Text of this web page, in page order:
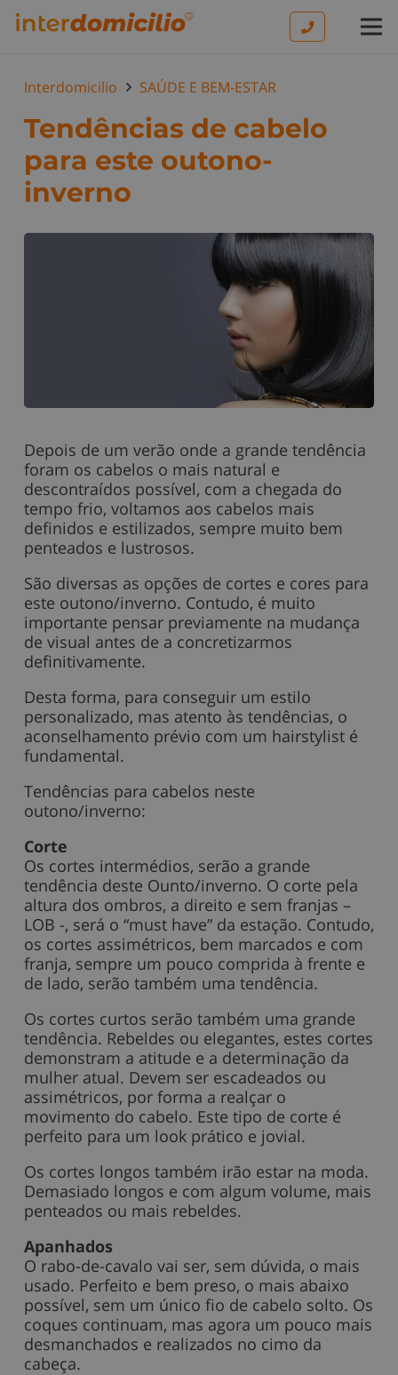
Interdomicilio SAÚDE E BEM-ESTAR
Tendências de cabelo
para este outono-
inverno
Depois de um verão onde a grande tendência
foram os cabelos o mais natural e
descontraídos possível, com a chegada do
tempo frio, voltamos aos cabelos mais
definidos e estilizados, sempre muito bem
penteados e lustrosos.
São diversas as opções de cortes e cores para
este outono/inverno. Contudo, é muito
importante pensar previamente na mudança
de visual antes de a concretizarmos
definitivamente.
Desta forma, para conseguir um estilo
personalizado, mas atento às tendências, o
aconselhamento prévio com um hairstylist é
fundamental.
Tendências para cabelos neste
outono/inverno:
Corte
Os cortes intermédios, serão a grande
tendência deste Ounto/inverno. O corte pela
altura dos ombros, a direito e sem franjas –
LOB -, será o “must have” da estação. Contudo,
os cortes assimétricos, bem marcados e com
franja, sempre um pouco comprida à frente e
de lado, serão também uma tendência.
Os cortes curtos serão também uma grande
tendência. Rebeldes ou elegantes, estes cortes
demonstram a atitude e a determinação da
mulher atual. Devem ser escadeados ou
assimétricos, por forma a realçar o
movimento do cabelo. Este tipo de corte é
perfeito para um look prático e jovial.
Os cortes longos também irão estar na moda.
Demasiado longos e com algum volume, mais
penteados ou mais rebeldes.
Apanhados
O rabo-de-cavalo vai ser, sem dúvida, o mais
usado. Perfeito e bem preso, o mais abaixo
possível, sem um único fio de cabelo solto. Os
coques continuam, mas agora um pouco mais
desmanchados e realizados no cimo da
cabeça.